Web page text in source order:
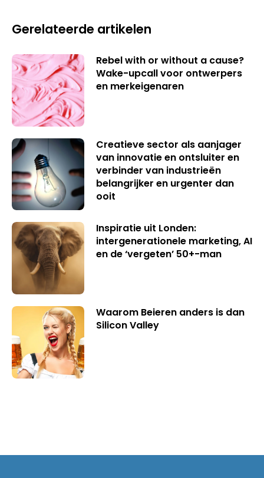
Gerelateerde artikelen
Rebel with or without a cause?
Wake-upcall voor ontwerpers
en merkeigenaren
Creatieve sector als aanjager
van innovatie en ontsluiter en
verbinder van industrieën
belangrijker en urgenter dan
ooit
Inspiratie uit Londen:
intergenerationele marketing, AI
en de ‘vergeten’ 50+-man
Waarom Beieren anders is dan
Silicon Valley